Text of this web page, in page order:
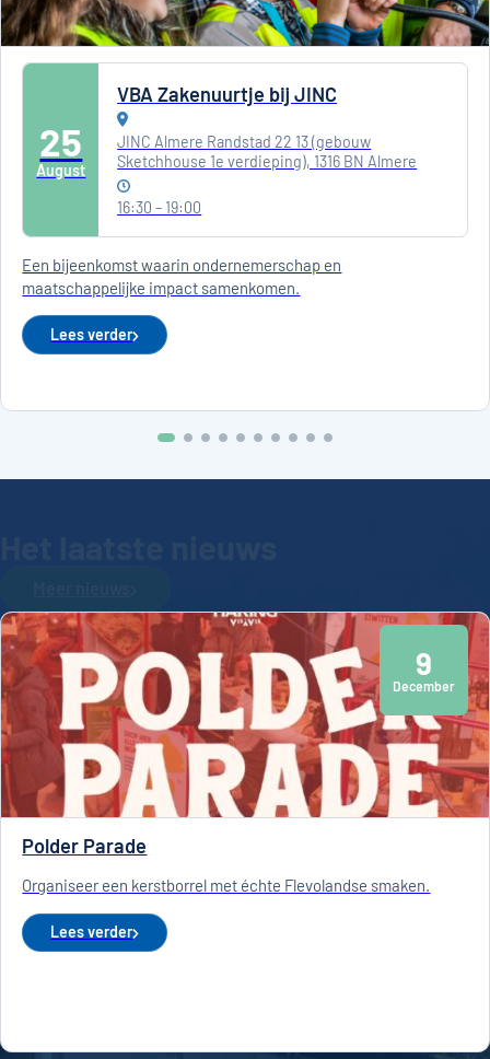
25
August
VBA Zakenuurtje bij JINC
JINC Almere Randstad 22 13 (gebouw
Sketchhouse 1e verdieping), 1316 BN Almere
16:30 – 19:00
Een bijeenkomst waarin ondernemerschap en
maatschappelijke impact samenkomen.
Lees verder
9
December
Polder Parade
Organiseer een kerstborrel met échte Flevolandse smaken.
Lees verder